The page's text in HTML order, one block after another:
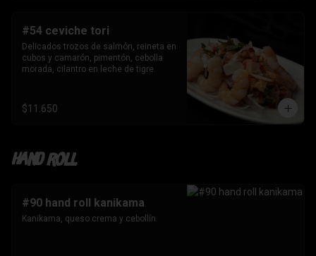
#54 ceviche tori
Delicados trozos de salmón, reineta en
cubos y camarón, pimentón, cebolla
morada, cilantro en leche de tigre.
$11.650
Hand roll
#90 hand roll kanikama
Kanikama, queso crema y cebollín.